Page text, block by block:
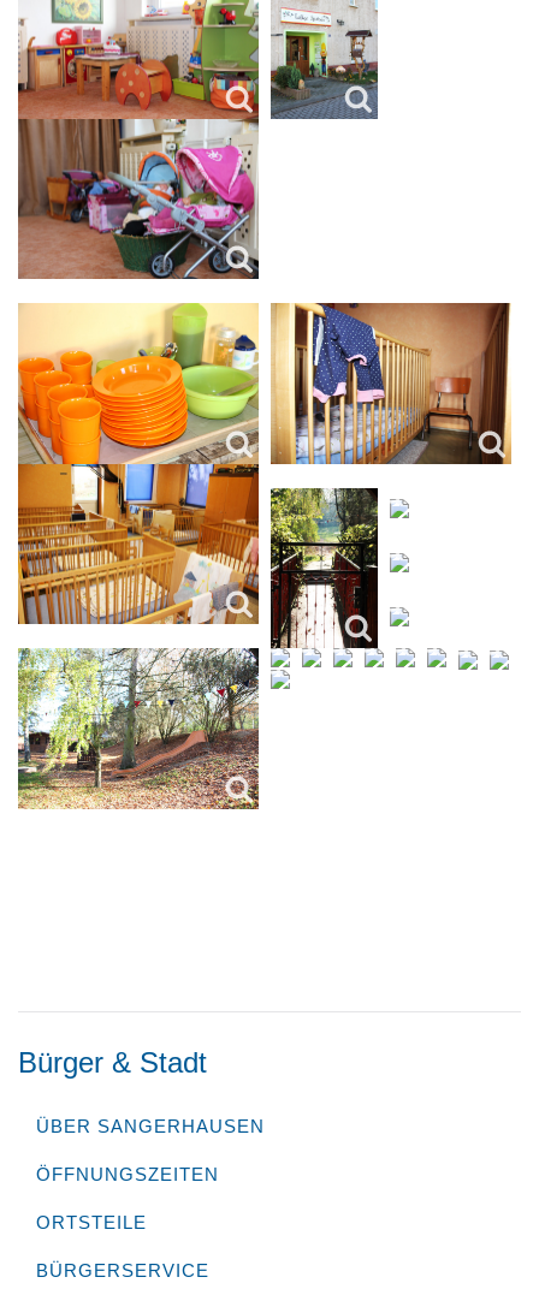
Bürger & Stadt
ÜBER SANGERHAUSEN
ÖFFNUNGSZEITEN
ORTSTEILE
BÜRGERSERVICE